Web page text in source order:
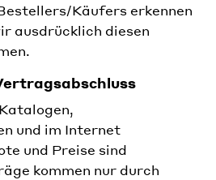
Käufers erkennen
ausdrücklich diesen
und im Internet
und Preise sind
kommen nur durch